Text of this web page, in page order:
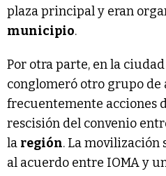
plaza principal y eran
municipio.
Por otra parte, en la
conglomeró otro grupo
frecuentemente acciones
rescisión del convenio
la región. La movilización
al acuerdo entre IOMA y